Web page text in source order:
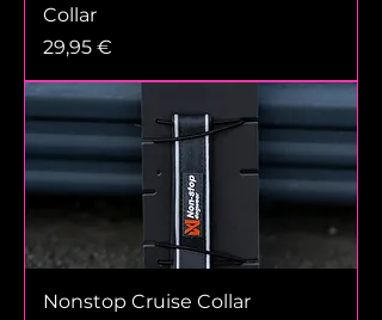
Collar
Prix
29,95 €
Nonstop Cruise Collar